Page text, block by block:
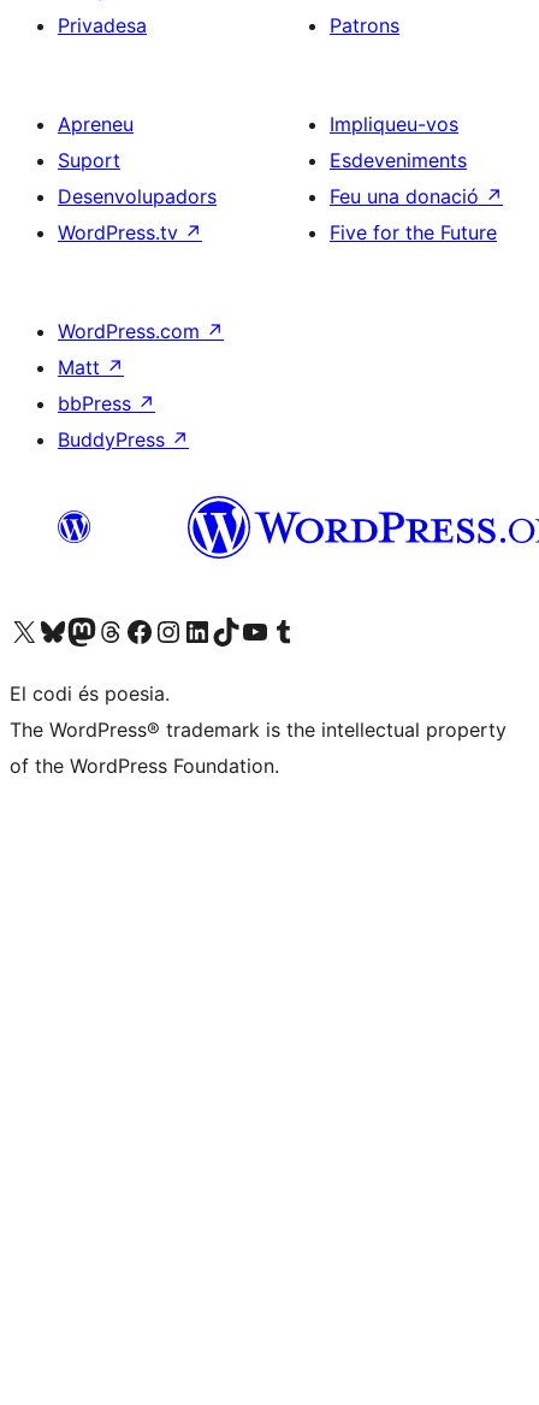
Privadesa
Patrons
Apreneu
Suport
Desenvolupadors
WordPress.tv ↗
Impliqueu-vos
Esdeveniments
Feu una donació ↗
Five for the Future
WordPress.com ↗
Matt ↗
bbPress ↗
BuddyPress ↗
Visiteu el nostre compte X (abans Twitter)
Visiteu el nostre compte de Bluesky
Visiteu el nostre compte al Mastodon
Visiteu el nostre compte de Threads
Visiteu la nostra pàgina al Facebook
Visiteu el nostre compte d'Instagram
Visiteu el nostre compte de LinkedIn
Visiteu el nostre compte de TikTok
Visiteu el nostre canal al YouTube
Visiteu el nostre compte de Tumblr
El codi és poesia.
The WordPress® trademark is the intellectual property
of the WordPress Foundation.